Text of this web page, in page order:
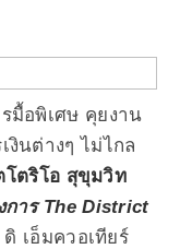
มื้อพิเศษ คุยงาน
งินต่างๆไม่ไกล
โตริโอ สุขุมวิท
การ The District
เอ็มควอเทียร์